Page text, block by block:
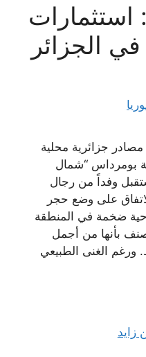
استثمارات
الجزائر
جزائرية محلية
بومرداس “شمال
وفداً من رجال
على وضع حجر
ضخمة في المنطقة
بأنها من أجمل
ورغم الغنى الطبيعي
زايد